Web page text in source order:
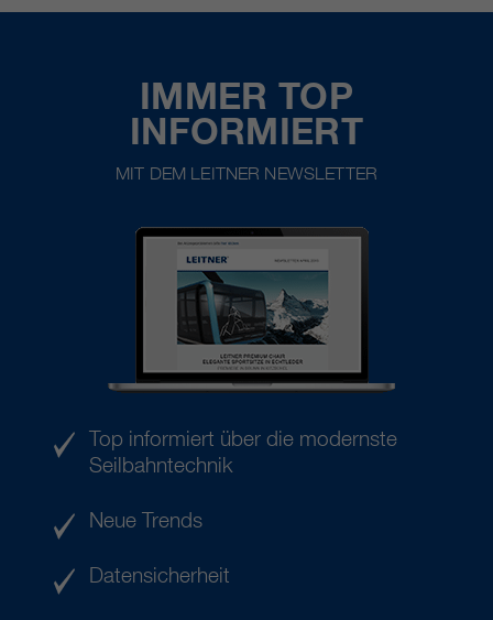
IMMER TOP
INFORMIERT
MIT DEM LEITNER NEWSLETTER
Top informiert über die modernste
Seilbahntechnik
Neue Trends
Datensicherheit